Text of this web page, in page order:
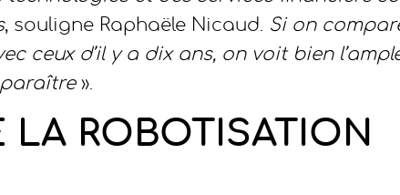
, souligne Raphaële Nicaud. Si on
ceux d’il y a dix ans, on voit bien
».
LA ROBOTISATION